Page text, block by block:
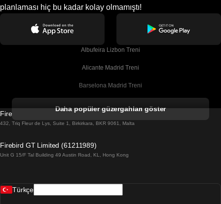
planlaması hiç bu kadar kolay olmamıştı!
Albufeira Lizbon Treni
Alicante Madrid Treni
Barselona Madrid Treni
Barselona Sevilla Treni
Belfast Dublin Treni
Daha popüler güzergahları göster
Firebird GT Limited (OC 1451)
432, Triq Fleur de Lys, Suite 1, Birkirkara, BKR 9061, Malta
Firebird GT Limited (61211989)
Unit G 15/F Tal Building 49 Austin Road, KL, Hong Kong
Türkçe